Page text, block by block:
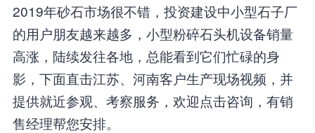
2019年砂石市场很不错，投资建设中小型石子厂
的用户朋友越来越多，小型粉碎石头机设备销量
高涨，陆续发往各地，总能看到它们忙碌的身
影，下面直击江苏、河南客户生产现场视频，并
提供就近参观、考察服务，欢迎点击咨询，有销
售经理帮您安排。